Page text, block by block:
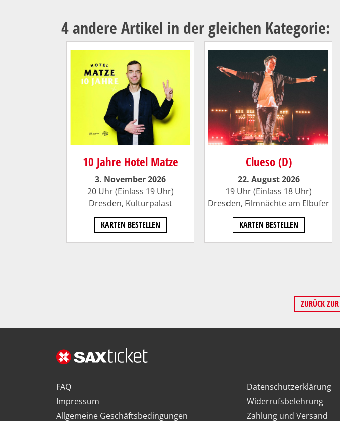
4 andere Artikel in der gleichen Kategorie:
10 Jahre Hotel Matze
3. November 2026
20 Uhr (Einlass 19 Uhr)
Dresden, Kulturpalast
KARTEN BESTELLEN
Clueso (D)
22. August 2026
19 Uhr (Einlass 18 Uhr)
Dresden, Filmnächte am Elbufer
KARTEN BESTELLEN
ZURÜCK
FAQ
Impressum
Allgemeine Geschäftsbedingungen
Datenschutzerklärung
Widerrufsbelehrung
Zahlung und Versand